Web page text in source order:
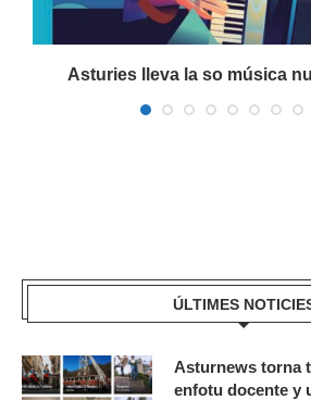
Asturies lleva la so música
ÚLTIMES
Asturnews torna
enfotu docente y